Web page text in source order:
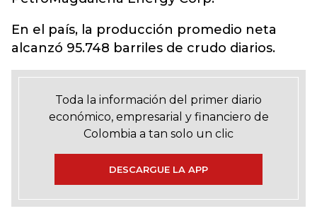
En el país, la producción promedio neta
alcanzó 95.748 barriles de crudo diarios.
Toda la información del primer diario
económico, empresarial y financiero de
Colombia a tan solo un clic
DESCARGUE LA APP